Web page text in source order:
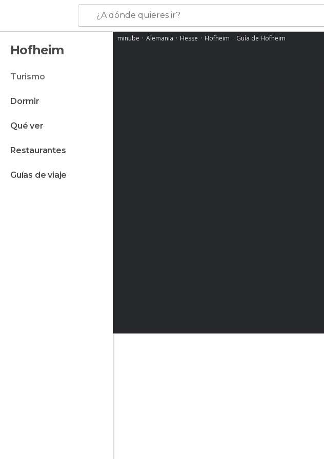
¿A dónde quieres ir?
Hofheim
turismo
dormir
qué ver
restaurantes
guías de viaje
minube Alemania Hesse Hofheim Guía de Hofheim